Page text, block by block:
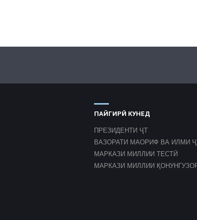
ПАЙГИРӢ КУНЕД
ПРЕЗИДЕНТИ ҶТ
ВАЗОРАТИ МАОРИФ ВА ИЛМИ
МАРКАЗИ МИЛЛИИ ТЕСТӢ
МАРКАЗИ МИЛЛИИ